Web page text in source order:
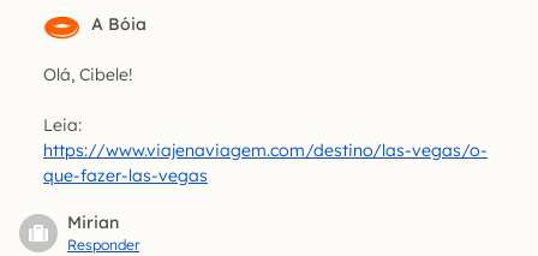
A Bóia
Olá, Cibele!
Leia:
https://www.viajenaviagem.com/destino/las-vegas/o-
que-fazer-las-vegas
Mirian
Responder